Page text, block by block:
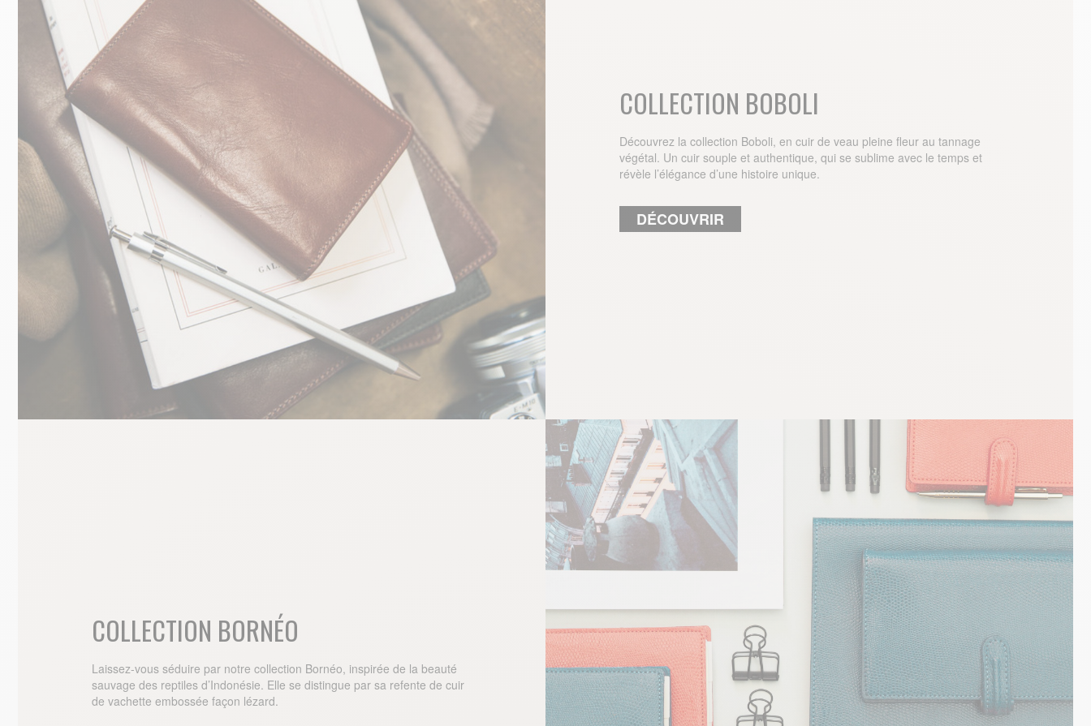
COLLECTION BOBOLI
Découvrez la collection Boboli, en cuir de veau pleine fleur au tannage
végétal. Un cuir souple et authentique, qui se sublime avec le temps et
révèle l’élégance d’une histoire unique.
DÉCOUVRIR
COLLECTION BORNÉO
Laissez-vous séduire par notre collection Bornéo, inspirée de la beauté
sauvage des reptiles d’Indonésie. Elle se distingue par sa refente de cuir
de vachette embossée façon lézard.